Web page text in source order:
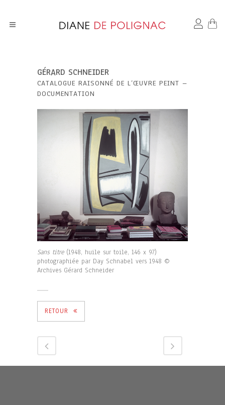
GÉRARD SCHNEIDER
CATALOGUE RAISONNÉ DE L’ŒUVRE PEINT –
DOCUMENTATION
Sans titre(1948, huile sur toile, 146 x 97)
photographiée par Day Schnabel vers 1948 ©
Archives Gérard Schneider
RETOUR